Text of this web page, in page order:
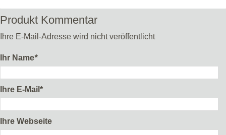
Produkt Kommentar
Ihre E-Mail-Adresse wird nicht veröffentlicht
Ihr Name*
Ihre E-Mail*
Ihre Webseite